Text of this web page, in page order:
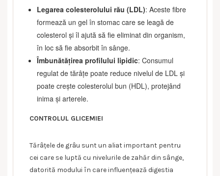
Legarea colesterolului rău (LDL): Aceste fibre
formează un gel în stomac care se leagă de
colesterol și îl ajută să fie eliminat din organism,
în loc să fie absorbit în sânge.
Îmbunătățirea profilului lipidic: Consumul
regulat de tărâțe poate reduce nivelul de LDL și
poate crește colesterolul bun (HDL), protejând
inima și arterele.
CONTROLUL GLICEMIEI
Tărâțele de grâu sunt un aliat important pentru
cei care se luptă cu nivelurile de zahăr din sânge,
datorită modului în care influențează digestia